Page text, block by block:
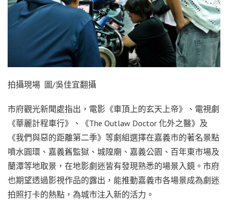
拍攝現場 圖/吳佳宜翻攝
市府觀光新聞處指出，電影《車頂上的玄天上帝》、電視劇
《華麗計程車行》、《The Outlaw Doctor 化外之醫》及
《我們與惡的距離第二季》等劇組選擇在嘉義市的著名景點
噴水圓環、嘉義舊監獄、城隍廟、嘉義公園、百年東市場及
蘭潭等地取景，在地影劇迷皆有發現熟悉的場景入鏡。市府
也期望透過影視作品的露出，能推動嘉義市各場景成為劇迷
拍照打卡的熱點，為城市注入新的活力。